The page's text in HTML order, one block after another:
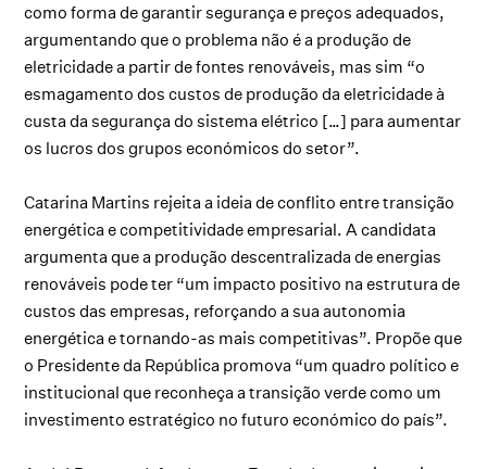
como forma de garantir segurança e preços adequados,
argumentando que o problema não é a produção de
eletricidade a partir de fontes renováveis, mas sim “o
esmagamento dos custos de produção da eletricidade à
custa da segurança do sistema elétrico […] para aumentar
os lucros dos grupos económicos do setor”.
Catarina Martins rejeita a ideia de conflito entre transição
energética e competitividade empresarial. A candidata
argumenta que a produção descentralizada de energias
renováveis pode ter “um impacto positivo na estrutura de
custos das empresas, reforçando a sua autonomia
energética e tornando-as mais competitivas”. Propõe que
o Presidente da República promova “um quadro político e
institucional que reconheça a transição verde como um
investimento estratégico no futuro económico do país”.